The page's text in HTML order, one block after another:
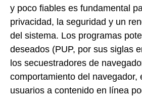
y poco fiables es fundamental
privacidad, la seguridad y un
del sistema. Los programas
deseados (PUP, por sus siglas
los secuestradores de
comportamiento del navegador,
usuarios a contenido en línea